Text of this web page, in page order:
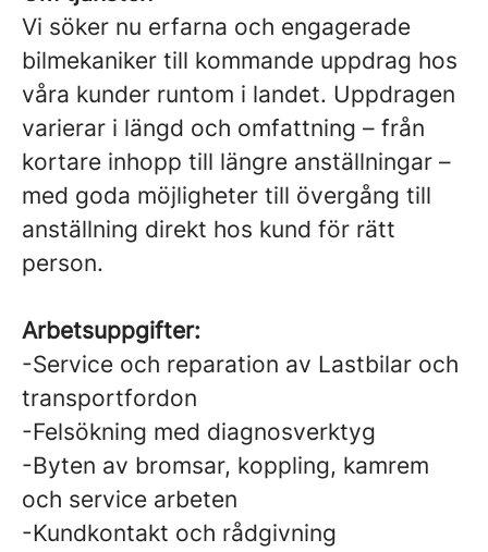
Vi söker nu erfarna och engagerade
bilmekaniker till kommande uppdrag hos
våra kunder runtom i landet. Uppdragen
varierar i längd och omfattning – från
kortare inhopp till längre anställningar –
med goda möjligheter till övergång till
anställning direkt hos kund för rätt
person.
Arbetsuppgifter:
-Service och reparation av Lastbilar och
transportfordon
-Felsökning med diagnosverktyg
-Byten av bromsar, koppling, kamrem
och service arbeten
-Kundkontakt och rådgivning